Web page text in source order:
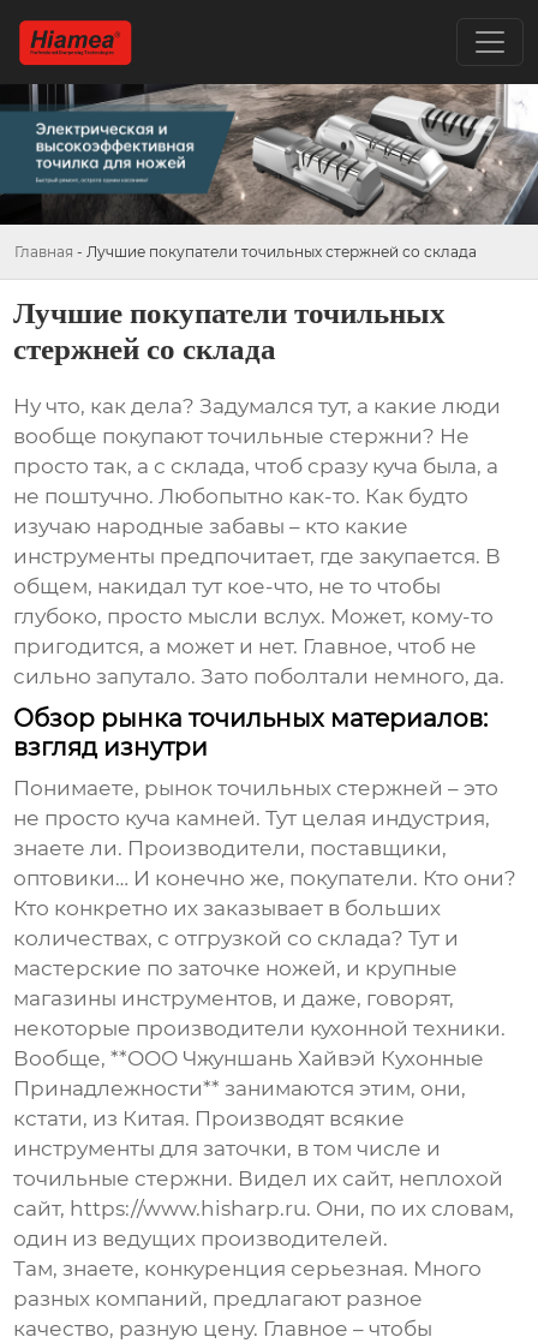
Главная - Лучшие покупатели точильных стержней со склада
Лучшие покупатели точильных
стержней со склада
Ну что, как дела? Задумался тут, а какие люди
вообще покупаютточильные стержни? Не
просто так, а с склада, чтоб сразу куча была, а
не поштучно. Любопытно как-то. Как будто
изучаю народные забавы – кто какие
инструменты предпочитает, где закупается. В
общем, накидал тут кое-что, не то чтобы
глубоко, просто мысли вслух. Может, кому-то
пригодится, а может и нет. Главное, чтоб не
сильно запутало. Зато поболтали немного, да.
Обзор рынка точильных материалов:
взгляд изнутри
Понимаете, рынокточильных стержней – это
не просто куча камней. Тут целая индустрия,
знаете ли. Производители, поставщики,
оптовики… И конечно же, покупатели. Кто они?
Кто конкретно их заказывает в больших
количествах, с отгрузкой со склада? Тут и
мастерские по заточке ножей, и крупные
магазины инструментов, и даже, говорят,
некоторые производители кухонной техники.
Вообще, **ООО Чжуншань Хайвэй Кухонные
Принадлежности** занимаются этим, они,
кстати, из Китая. Производят всякие
инструменты для заточки, в том числе и
точильные стержни. Видел их сайт, неплохой
сайт, https://www.hisharp.ru. Они, по их словам,
один из ведущих производителей.
Там, знаете, конкуренция серьезная. Много
разных компаний, предлагают разное
качество, разную цену. Главное – чтобы